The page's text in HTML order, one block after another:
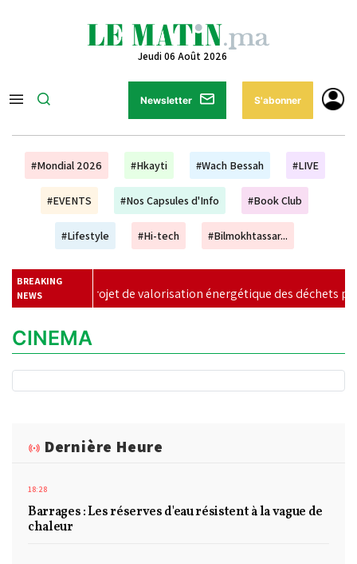
Jeudi 06 Août 2026
Newsletter S'abonner
#Mondial 2026 #Hkayti #Wach Bessah #LIVE
#EVENTS #Nos Capsules d'Info #Book Club
#Lifestyle #Hi-tech #Bilmokhtassar...
BREAKING
NEWS de valorisation énergétique des déchets prend forme à
CINEMA
Dernière Heure
18:28
Barrages : Les réserves d'eau résistent à la vague de
chaleur